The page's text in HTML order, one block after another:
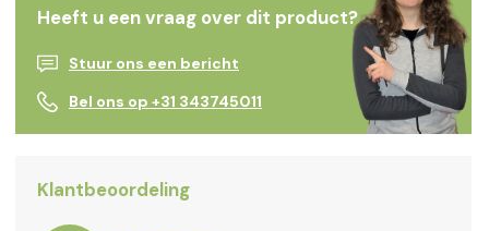
Heeft u een vraag over dit product?
Stuur ons een bericht
Bel ons op +31 343745011
Klantbeoordeling